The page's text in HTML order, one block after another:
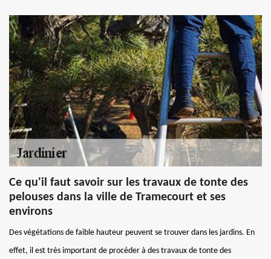
Ce qu'il faut savoir sur les travaux de tonte des
pelouses dans la ville de Tramecourt et ses
environs
Des végétations de faible hauteur peuvent se trouver dans les jardins. En
effet, il est très important de procéder à des travaux de tonte des